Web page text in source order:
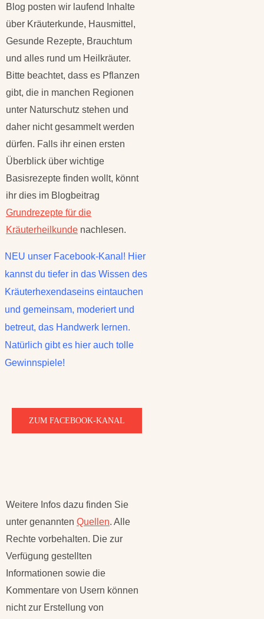
Blog posten wir laufend Inhalte
über Kräuterkunde, Hausmittel,
Gesunde Rezepte, Brauchtum
und alles rund um Heilkräuter.
Bitte beachtet, dass es Pflanzen
gibt, die in manchen Regionen
unter Naturschutz stehen und
daher nicht gesammelt werden
dürfen. Falls ihr einen ersten
Überblick über wichtige
Basisrezepte finden wollt, könnt
ihr dies im Blogbeitrag
Grundrezepte für die
Kräuterheilkunde nachlesen.
NEU unser Facebook-Kanal! Hier
kannst du tiefer in das Wissen des
Kräuterhexendaseins eintauchen
und gemeinsam, moderiert und
betreut, das Handwerk lernen.
Natürlich gibt es hier auch tolle
Gewinnspiele!
ZUM FACEBOOK-KANAL
Weitere Infos dazu finden Sie
unter genannten Quellen. Alle
Rechte vorbehalten. Die zur
Verfügung gestellten
Informationen sowie die
Kommentare von Usern können
nicht zur Erstellung von